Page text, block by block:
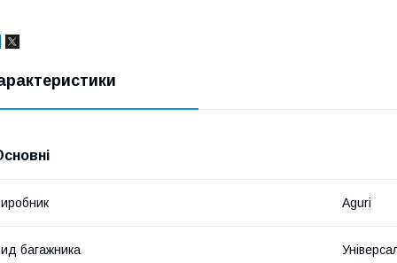
Aguri
багажника